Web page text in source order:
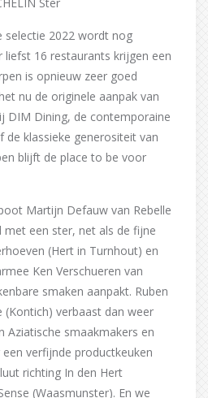
selectie 2022 wordt nog
liefst 16 restaurants krijgen een
is opnieuw zeer goed
nu de originele aanpak van
DIM Dining, de contemporaine
de klassieke generositeit van
blijft de place to be voor
Martijn Defauw van Rebelle
een ster, net als de fijne
(Hert in Turnhout) en
Ken Verschueren van
smaken aanpakt. Ruben
(Kontich) verbaast dan weer
Aziatische smaakmakers en
verfijnde productkeuken
richting In den Hert
(Waasmunster). En we